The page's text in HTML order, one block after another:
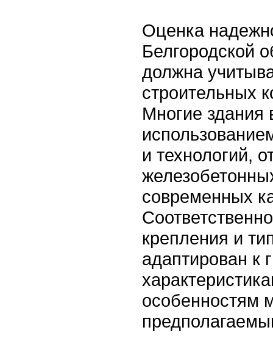
Оценка
Белгородской
должна
строительных
Многие здания
и технологий,
современных
крепления и
адаптирован к
особенностям